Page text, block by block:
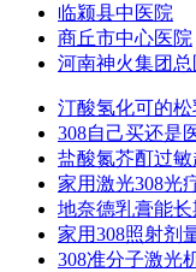
临颍县中医院
商丘市中心医院
河南神火集团总
汀酸氢化可的松
308自己买还是
盐酸氮芥酊过
家用激光308光
地奈德乳膏能
家用308照射剂
308准分子激光